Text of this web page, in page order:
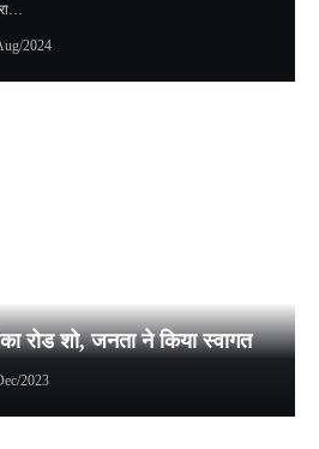
2024
रोड शो, जनता ने किया स्वागत
2023